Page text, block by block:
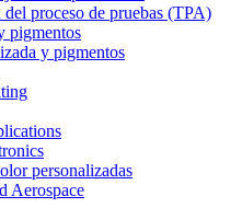
proceso de pruebas (TPA)
pigmentos
y pigmentos
personalizadas
Aerospace